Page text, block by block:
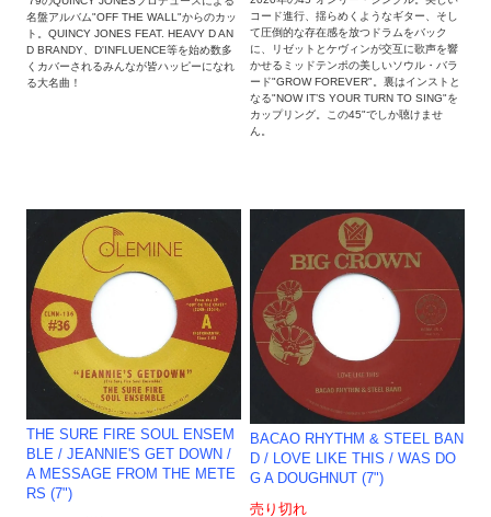
名盤アルバム"OFF THE WALL"からのカッ
ト。QUINCY JONES FEAT. HEAVY D AN
D BRANDY、D'INFLUENCE等を始め数多
くカバーされるみんなが皆ハッピーになれ
る大名曲！
コード進行、揺らめくようなギター、そし
て圧倒的な存在感を放つドラムをバック
に、リゼットとケヴィンが交互に歌声を響
かせるミッドテンポの美しいソウル・バラ
ード"GROW FOREVER"。裏はインストと
なる"NOW IT’S YOUR TURN TO SING"を
カップリング。この45"でしか聴けませ
ん。
THE SURE FIRE SOUL ENSEM
BLE / JEANNIE'S GET DOWN /
A MESSAGE FROM THE METE
RS (7")
BACAO RHYTHM & STEEL BAN
D / LOVE LIKE THIS / WAS DO
G A DOUGHNUT (7")
売り切れ